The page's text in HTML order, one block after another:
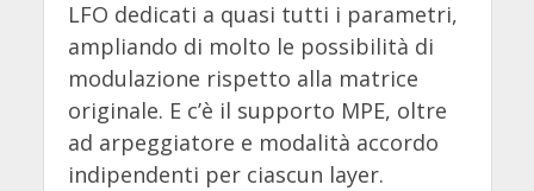
LFO dedicati a quasi tutti i parametri,
ampliando di molto le possibilità di
modulazione rispetto alla matrice
originale. E c’è il supporto MPE, oltre
ad arpeggiatore e modalità accordo
indipendenti per ciascun layer.